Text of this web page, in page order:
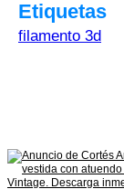
Etiquetas
filamento 3d